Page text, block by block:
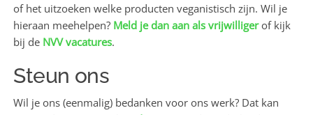
of het uitzoeken welke producten veganistisch zijn. Wil je
hieraan meehelpen? Meld je dan aan als vrijwilligerof kijk
bij de NVV vacatures.
Steun ons
Wil je ons (eenmalig) bedanken voor ons werk? Dat kan